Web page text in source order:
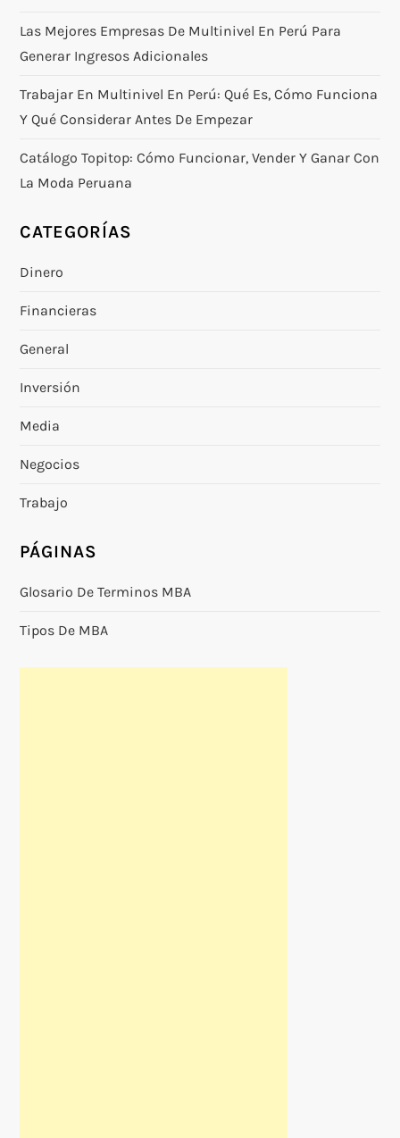
Las Mejores Empresas De Multinivel En Perú Para
Generar Ingresos Adicionales
Trabajar En Multinivel En Perú: Qué Es, Cómo Funciona
Y Qué Considerar Antes De Empezar
Catálogo Topitop: Cómo Funcionar, Vender Y Ganar Con
La Moda Peruana
CATEGORÍAS
Dinero
Financieras
General
Inversión
Media
Negocios
Trabajo
PÁGINAS
Glosario De Terminos MBA
Tipos De MBA